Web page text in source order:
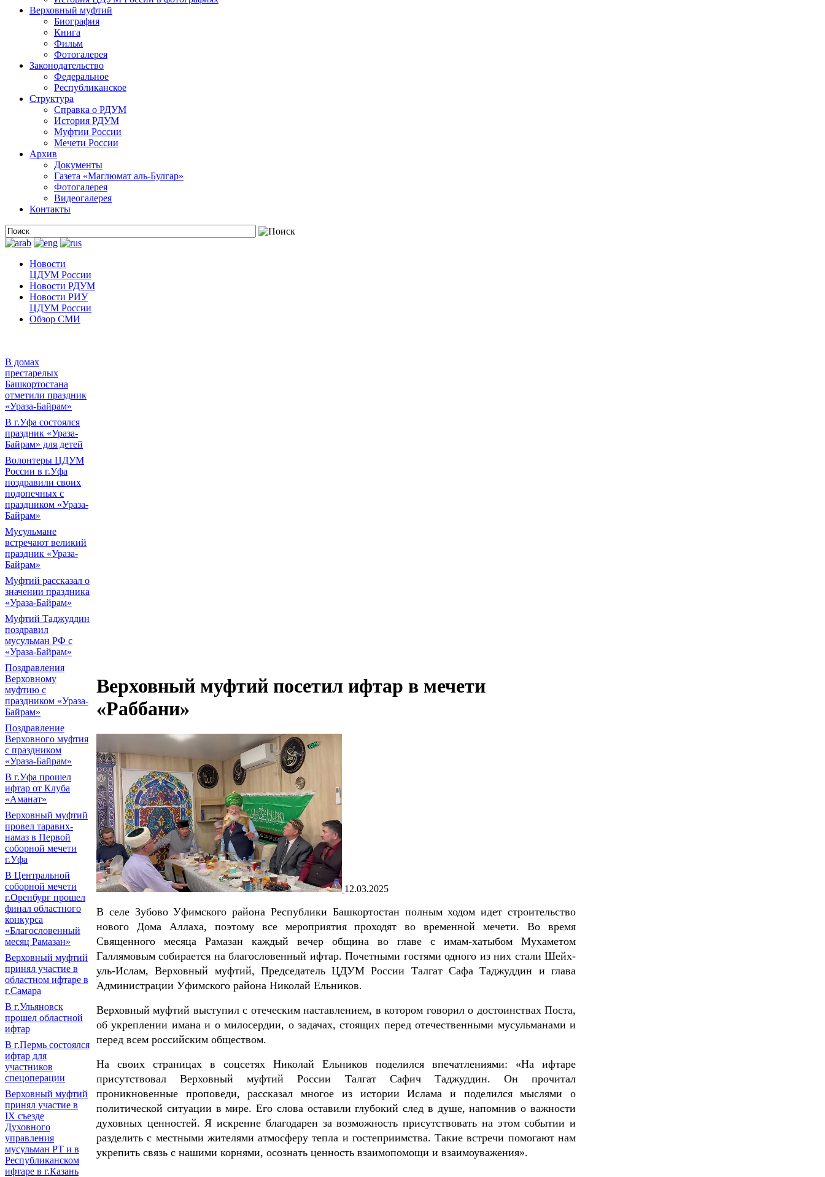
Верховный муфтий
Биография
Книга
Фильм
Фотогалерея
Законодательство
Федеральное
Республиканское
Структура
Справка о РДУМ
История РДУМ
Муфтии России
Мечети России
Архив
Документы
Газета «Маглюмат аль-Булгар»
Фотогалерея
Видеогалерея
Контакты
Новости
ЦДУМ России
Новости РДУМ
Новости РИУ
ЦДУМ России
Обзор СМИ
В домах
престарелых
Башкортостана
отметили праздник
«Ураза-Байрам»
В г.Уфа состоялся
праздник «Ураза-
Байрам» для детей
Волонтеры ЦДУМ
России в г.Уфа
поздравили своих
подопечных с
праздником «Ураза-
Байрам»
Мусульмане
встречают великий
праздник «Ураза-
Байрам»
Муфтий рассказал о
значении праздника
«Ураза-Байрам»
Муфтий Таджуддин
поздравил
мусульман РФ с
«Ураза-Байрам»
Поздравления
Верховному
муфтию с
праздником «Ураза-
Байрам»
Поздравление
Верховного муфтия
с праздником
«Ураза-Байрам»
В г.Уфа прошел
ифтар от Клуба
«Аманат»
Верховный муфтий
провел таравих-
намаз в Первой
соборной мечети
г.Уфа
В Центральной
соборной мечети
г.Оренбург прошел
финал областного
конкурса
«Благословенный
месяц Рамазан»
Верховный муфтий
принял участие в
областном ифтаре в
г.Самара
В г.Ульяновск
прошел областной
ифтар
В г.Пермь состоялся
ифтар для
участников
спецоперации
Верховный муфтий
принял участие в
IХ съезде
Духовного
управления
мусульман РТ и в
Республиканском
ифтаре в г.Казань
Верховный муфтий посетил ифтар в мечети
«Раббани»
12.03.2025
В селе Зубово Уфимского района Республики Башкортостан полным ходом идет строительство
нового Дома Аллаха, поэтому все мероприятия проходят во временной мечети. Во время
Священного месяца Рамазан каждый вечер община во главе с имам-хатыбом Мухаметом
Галлямовым собирается на благословенный ифтар. Почетными гостями одного из них стали Шейх-
уль-Ислам, Верховный муфтий, Председатель ЦДУМ России Талгат Сафа Таджуддин и глава
Администрации Уфимского района Николай Ельников.
Верховный муфтий выступил с отеческим наставлением, в котором говорил о достоинствах Поста,
об укреплении имана и о милосердии, о задачах, стоящих перед отечественными мусульманами и
перед всем российским обществом.
На своих страницах в соцсетях Николай Ельников поделился впечатлениями: «На ифтаре
присутствовал Верховный муфтий России Талгат Сафич Таджуддин. Он прочитал
проникновенные проповеди, рассказал многое из истории Ислама и поделился мыслями о
политической ситуации в мире. Его слова оставили глубокий след в душе, напомнив о важности
духовных ценностей. Я искренне благодарен за возможность присутствовать на этом событии и
разделить с местными жителями атмосферу тепла и гостеприимства. Такие встречи помогают нам
укрепить связь с нашими корнями, осознать ценность взаимопомощи и взаимоуважения».